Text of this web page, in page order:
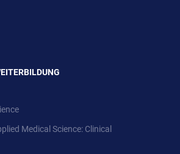
Medical Science: Clinical